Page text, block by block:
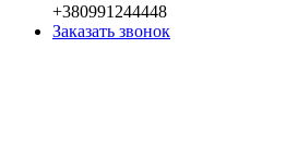
+380991244448
Заказать звонок